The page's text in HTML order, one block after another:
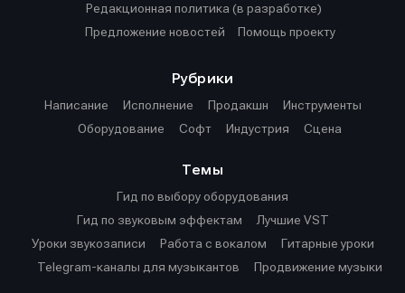
Редакционная политика (в разработке)
Предложение новостей
Помощь проекту
Рубрики
Написание
Исполнение Продакшн
Инструменты
Оборудование
Софт Индустрия Сцена
Темы
Гид по выбору оборудования
Гид по звуковым эффектам
Лучшие VST
Уроки звукозаписи
Работа с вокалом
Гитарные уроки
Telegram-каналы для музыкантов
Продвижение музыки